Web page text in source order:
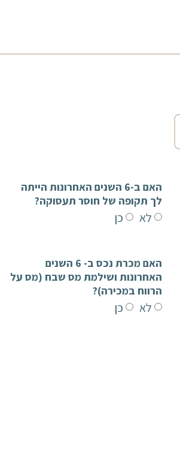
האם ב-6 השנים האחרונות הייתה
לך תקופה של חוסר תעסוקה?
לא כן
האם מכרת נכס ב- 6 השנים
האחרונות ושילמת מס שבח (מס על
הרווח במכירה)?
לא כן